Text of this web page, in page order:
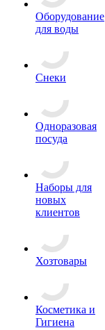
Оборудование
для воды
Снеки
Одноразовая
посуда
Наборы для
новых
клиентов
Хозтовары
Косметика и
Гигиена